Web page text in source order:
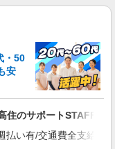
)＞
詳細を見る
ケア事業部/熊本オフィ
スタッフ
・50
安
住のサポートSTAFF
い有/交通費全支給(ガ